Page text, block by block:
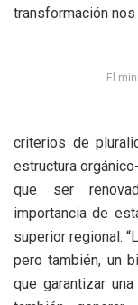
transformación
El
criterios de
estructura
que ser
importancia de
superior regional.
pero también, un
que garantizar